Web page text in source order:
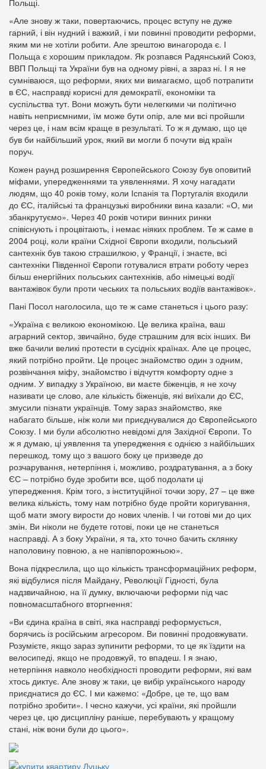
Польщі.
«Але знову ж таки, повертаючись, процес вступу не дуже
гарний, і він нудний і важкий, і ми повинні проводити реформи,
яким ми не хотіли робити. Але зрештою винагорода є. І
Польща є хорошим прикладом. Як розпався Радянський Союз,
ВВП Польщі та України був на одному рівні, а зараз ні. І я не
сумніваюся, що реформи, яких ми вимагаємо, щоб потрапити
в ЄС, насправді корисні для демократії, економіки та
суспільства тут. Вони можуть бути нелегкими чи політично
навіть неприємними, їм може бути опір, але ми всі пройшли
через це, і нам всім краще в результаті. То ж я думаю, що це
був би найбільший урок, який ви могли б почути від країн
поруч.
Кожен раунд розширення Європейського Союзу був оповитий
міфами, упередженнями та уявленнями. Я хочу нагадати
людям, що 40 років тому, коли Іспанія та Португалія входили
до ЄС, італійські та французькі виробники вина казали: «О, ми
збанкрутуємо». Через 40 років чотири винних ринки
співіснують і процвітають, і немає ніяких проблем. Те ж саме в
2004 році, коли країни Східної Європи входили, польський
сантехнік був такою страшилкою, у Франції, і знаєте, всі
сантехніки Південної Європи готувалися втрати роботу через
більш енергійних польських сантехніків, або німецькі водії
вантажівок були проти чеських та польських водіїв вантажівок».
Пані Посол наголосила, що те ж саме станеться і цього разу:
«Україна є великою економікою. Це велика країна, ваш
аграрний сектор, звичайно, буде страшним для всіх інших. Ви
вже бачили великі протести в сусідніх країнах. Але це процес,
який потрібно пройти. Це процес знайомство один з одним,
розвінчання міфу, знайомство і відчуття комфорту одне з
одним. У випадку з Україною, ви маєте біженців, я не хочу
називати це слово, але кількість біженців, які виїхали до ЄС,
змусили пізнати українців. Тому зараз знайомство, яке
набагато більше, ніж коли ми приєднувалися до Європейського
Союзу. І ми були абсолютно невідомі для Західної Європи. То
ж я думаю, ці уявлення та упередження є однією з найбільших
перешкод, тому що з вашого боку це призведе до
розчарування, нетерпіння і, можливо, роздратування, а з боку
ЄС – потрібно буде зробити все, щоб подолати ці
упередження. Крім того, з інституційної точки зору, 27 – це вже
велика кількість, тому нам потрібно буде пройти коригування,
щоб мати змогу вирости до нових членів. І чи готові ми до цих
змін. Ви ніколи не будете готові, поки це не станеться
насправді. А з боку України, я та, хто точно бачить склянку
наполовину повною, а не напівпорожньою».
Вона підкреслила, що що кількість трансформаційних реформ,
які відбулися після Майдану, Революції Гідності, була
надзвичайною, на її думку, включаючи реформи під час
повномасштабного вторгнення:
«Ви єдина країна в світі, яка насправді реформується,
борячись із російським агресором. Ви повинні продовжувати.
Розумієте, якщо зараз зупинити реформи, то це як їздити на
велосипеді, якщо не продовжуй, то впадеш. І я знаю,
нетерпіння навколо необхідності проводити реформи, які вам
хтось диктує. Але знову ж таки, це вибір українського народу
приєднатися до ЄС. І ми кажемо: «Добре, це те, що вам
потрібно зробити». І чесно кажучи, усі країни, які пройшли
через це, цю дисципліну раніше, перебувають у кращому
стані, ніж вони були до цього».